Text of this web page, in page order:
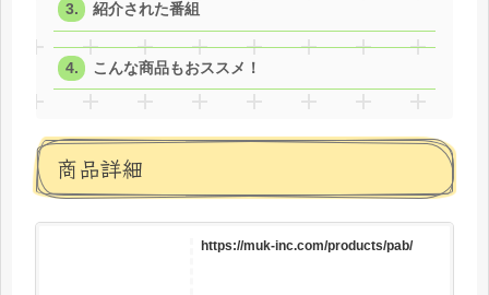
紹介された番組
こんな商品もおススメ！
商品詳細
https://muk-inc.com/products/pab/